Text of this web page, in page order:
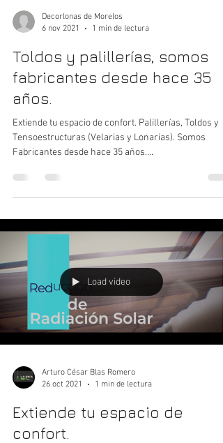
Decorlonas de Morelos
6 nov 2021
1 min de lectura
Toldos y palillerías, somos
fabricantes desde hace 35
años.
Extiende tu espacio de confort. Palillerías, Toldos y
Tensoestructuras (Velarias y Lonarias). Somos
Fabricantes desde hace 35 años....
Load video
Arturo César Blas Romero
26 oct 2021
1 min de lectura
Extiende tu espacio de
confort.